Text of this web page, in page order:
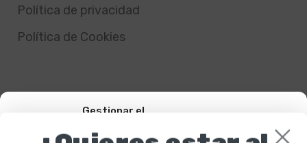
Gestionar el
Política de privacidad
Política de Cookies